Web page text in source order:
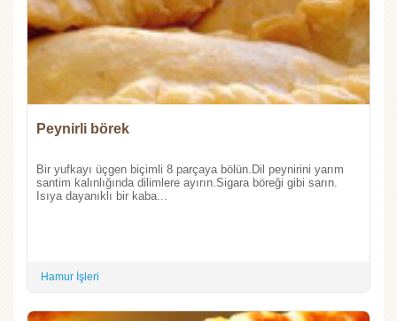
Peynirli börek
Bir yufkayı üçgen biçimli 8 parçaya bölün.Dil peynirini yarım
santim kalınlığında dilimlere ayırın.Sigara böreği gibi sarın.
Isıya dayanıklı bir kaba...
Hamur İşleri